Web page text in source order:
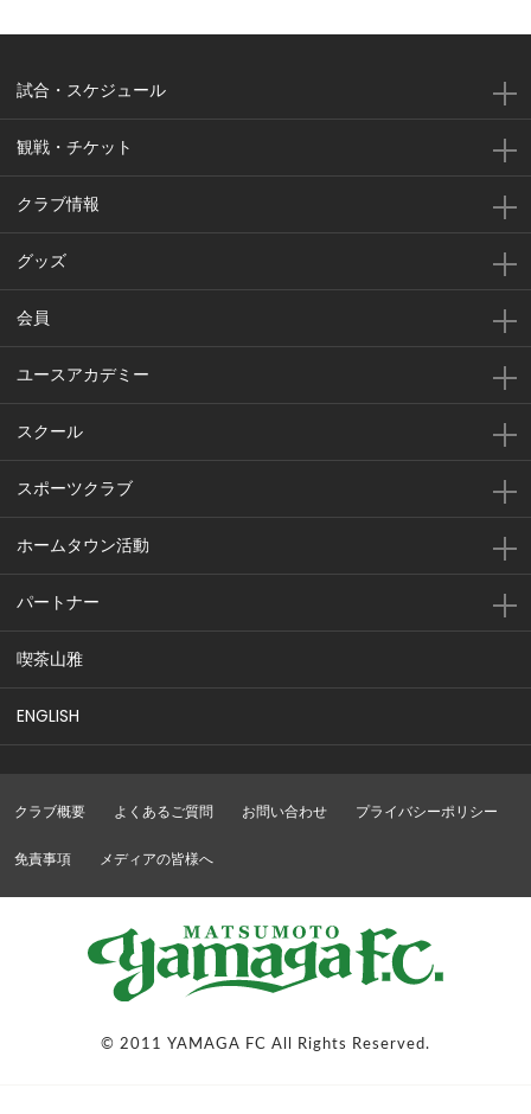
試合・スケジュール
観戦・チケット
クラブ情報
グッズ
会員
ユースアカデミー
スクール
スポーツクラブ
ホームタウン活動
パートナー
喫茶山雅
ENGLISH
クラブ概要 よくあるご質問 お問い合わせ プライバシーポリシー
免責事項 メディアの皆様へ
© 2011 YAMAGA FC All Rights Reserved.